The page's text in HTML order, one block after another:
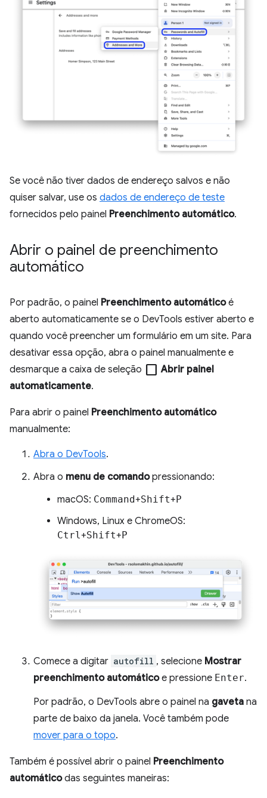
Se você não tiver dados de endereço salvos e não
quiser salvar, use os dados de endereço de teste
fornecidos pelo painel Preenchimento automático.
Abrir o painel de preenchimento
automático
Por padrão, o painel Preenchimento automáticoé
aberto automaticamente se o DevTools estiver aberto e
quando você preencher um formulário em um site. Para
desativar essa opção, abra o painel manualmente e
desmarque a caixa de seleção check_box_outline_blank Abrir painel
automaticamente.
Para abrir o painel Preenchimento automático
manualmente:
Abra o DevTools.
Abra o menu de comandopressionando:
macOS: Command+Shift+P
Windows, Linux e ChromeOS:
Ctrl+Shift+P
Comece a digitar autofill , selecione Mostrar
preenchimento automáticoe pressione Enter.
Por padrão, o DevTools abre o painel na gaveta na
parte de baixo da janela. Você também pode
mover para o topo.
Também é possível abrir o painel Preenchimento
automáticodas seguintes maneiras: